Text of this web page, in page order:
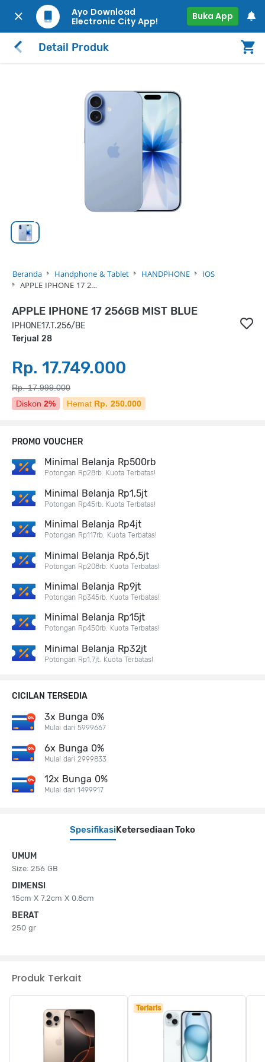
Ayo Download
Electronic City App!
Buka App
Detail Produk
Beranda Handphone & Tablet HANDPHONE
IOS
APPLE IPHONE 17 2…
APPLE IPHONE 17 256GB MIST BLUE
IPHONE17.T.256/BE
Terjual 28
Rp. 17.749.000
Rp. 17.999.000
Diskon 2% Hemat Rp. 250.000
SpesifikasiKetersediaan Toko
UMUM
Size: 256 GB
DIMENSI
15cm X 7.2cm X 0.8cm
BERAT
250 gr
PROMO VOUCHER
Minimal Belanja Rp500rb
Potongan Rp28rb. Kuota Terbatas!
Minimal Belanja Rp1,5jt
Potongan Rp45rb. Kuota Terbatas!
Minimal Belanja Rp4jt
Potongan Rp117rb. Kuota Terbatas!
Minimal Belanja Rp6,5jt
Potongan Rp208rb. Kuota Terbatas!
Minimal Belanja Rp9jt
Potongan Rp345rb. Kuota Terbatas!
Minimal Belanja Rp15jt
Potongan Rp450rb. Kuota Terbatas!
Minimal Belanja Rp32jt
Potongan Rp1,7jt. Kuota Terbatas!
CICILAN TERSEDIA
3x Bunga 0%
Mulai dari 5999667
6x Bunga 0%
Mulai dari 2999833
12x Bunga 0%
Mulai dari 1499917
Produk Terkait
Terlaris